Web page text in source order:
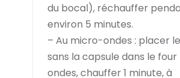
du bocal), réchauffer
environ 5 minutes.
– Au micro-ondes : placer
sans la capsule dans le
ondes, chauffer 1 minute, à